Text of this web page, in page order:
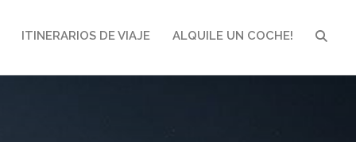
ITINERARIOS DE VIAJE ALQUILE UN COCHE!